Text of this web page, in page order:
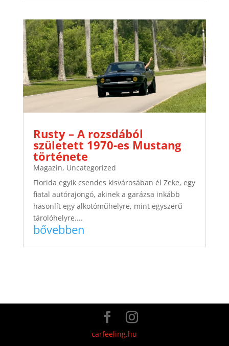
Rusty – A rozsdából
született 1970-es Mustang
története
Magazin, Uncategorized
Florida egyik csendes kisvárosában él Zeke, egy
fiatal autórajongó, akinek a garázsa inkább
hasonlít egy alkotóműhelyre, mint egyszerű
tárolóhelyre....
bővebben
carfeeling.hu